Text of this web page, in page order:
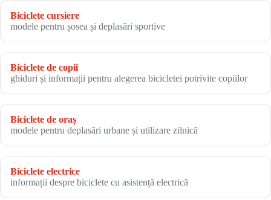
Biciclete cursiere
modele pentru șosea și deplasări sportive
Biciclete de copii
ghiduri și informații pentru alegerea bicicletei potrivite copiilor
Biciclete de oraș
modele pentru deplasări urbane și utilizare zilnică
Biciclete electrice
informații despre biciclete cu asistență electrică